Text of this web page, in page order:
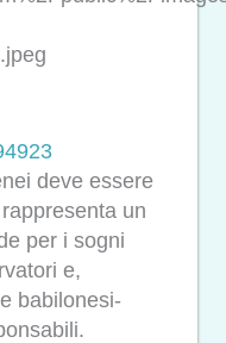
deve essere
un
per i sogni
e,
babilonesi-